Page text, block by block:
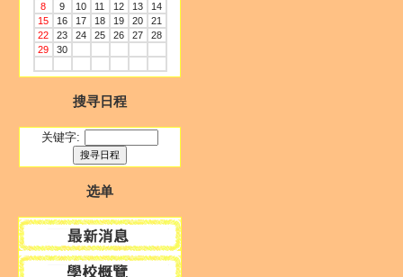
8
9 10 11 12 13
14
15
16 17 18 19 20
21
22
23 24 25 26 27
28
29
30
搜寻日程
关键字:
选单